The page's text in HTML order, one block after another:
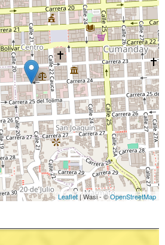
Leaflet| Wasi - ©OpenStreetMap